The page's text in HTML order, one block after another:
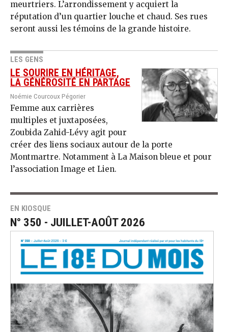
meurtriers. L’arrondissement y acquiert la
réputation d’un quartier louche et chaud. Ses rues
seront aussi les témoins de la grande histoire.
LES GENS
LE SOURIRE EN HÉRITAGE,
LA GÉNÉROSITÉ EN PARTAGE
Noémie Courcoux Pégorier
Femme aux carrières
multiples et juxtaposées,
Zoubida Zahid-Lévy agit pour
créer des liens sociaux autour de la porte
Montmartre. Notamment à La Maison bleue et pour
l’association Image et Lien.
EN KIOSQUE
N° 350 - JUILLET-AOÛT 2026